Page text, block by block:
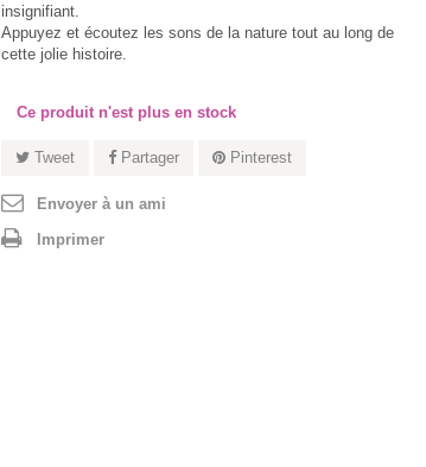
insignifiant.
Appuyez et écoutez les sons de la nature tout au long de
cette jolie histoire.
Ce produit n'est plus en stock
Tweet Partager Pinterest
Envoyer à un ami
Imprimer